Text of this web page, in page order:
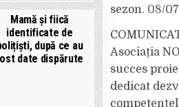
Mamă și fiică
identificate de
după ce au
date dispărute
sezon. 08/
Asociația
succes
dedicat